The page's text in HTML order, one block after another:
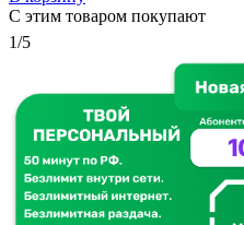
С этим товаром покупают
1/5